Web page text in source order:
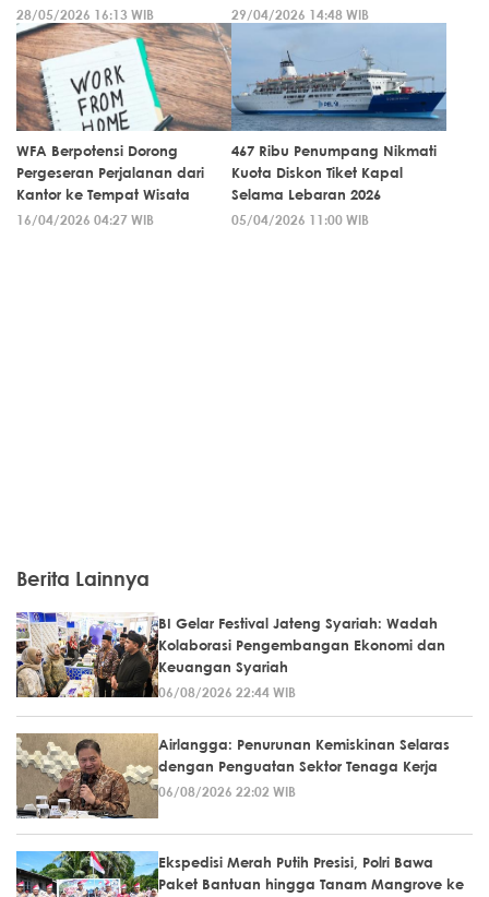
28/05/2026 16:13 WIB 29/04/2026 14:48 WIB
WFA Berpotensi Dorong
Pergeseran Perjalanan dari
Kantor ke Tempat Wisata
16/04/2026 04:27 WIB
467 Ribu Penumpang Nikmati
Kuota Diskon Tiket Kapal
Selama Lebaran 2026
05/04/2026 11:00 WIB
Berita Lainnya
BI Gelar Festival Jateng Syariah: Wadah
Kolaborasi Pengembangan Ekonomi dan
Keuangan Syariah
06/08/2026 22:44 WIB
Airlangga: Penurunan Kemiskinan Selaras
dengan Penguatan Sektor Tenaga Kerja
06/08/2026 22:02 WIB
Ekspedisi Merah Putih Presisi, Polri Bawa
Paket Bantuan hingga Tanam Mangrove ke